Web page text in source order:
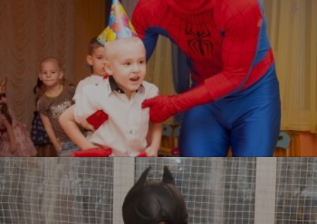
УЗНАТЬ БОЛЬШЕ
Человек паук